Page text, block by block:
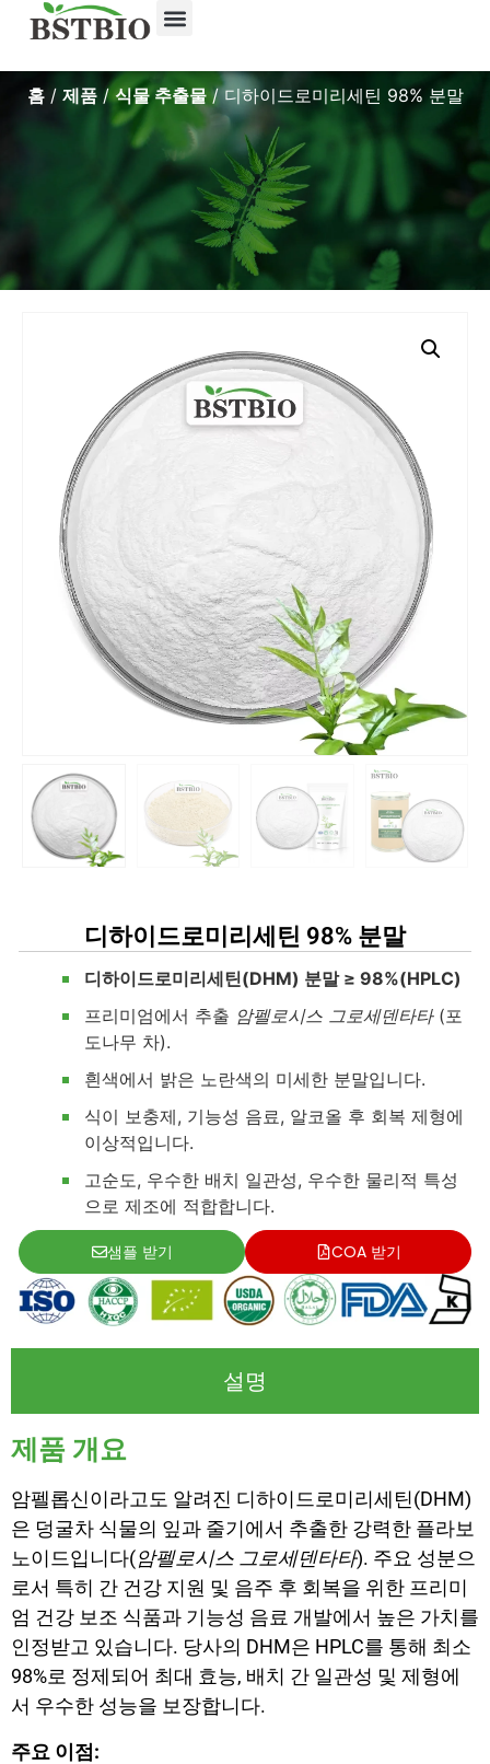
홈/ 제품/ 식물 추출물/ 디하이드로미리세틴 98% 분말
디하이드로미리세틴 98% 분말
디하이드로미리세틴(DHM) 분말 ≥ 98%(HPLC)
프리미엄에서 추출 암펠로시스 그로세덴타타(포
도나무 차).
흰색에서 밝은 노란색의 미세한 분말입니다.
식이 보충제, 기능성 음료, 알코올 후 회복 제형에
이상적입니다.
고순도, 우수한 배치 일관성, 우수한 물리적 특성
으로 제조에 적합합니다.
샘플 받기 COA 받기
설명
제품 개요
암펠롭신이라고도 알려진 디하이드로미리세틴(DHM)
은 덩굴차 식물의 잎과 줄기에서 추출한 강력한 플라보
노이드입니다(암펠로시스 그로세덴타타). 주요 성분으
로서 특히 간 건강 지원 및 음주 후 회복을 위한 프리미
엄 건강 보조 식품과 기능성 음료 개발에서 높은 가치를
인정받고 있습니다. 당사의 DHM은 HPLC를 통해 최소
98%로 정제되어 최대 효능, 배치 간 일관성 및 제형에
서 우수한 성능을 보장합니다.
주요 이점: